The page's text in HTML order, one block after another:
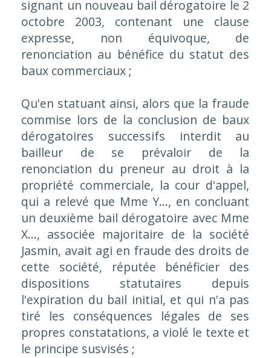
signant un nouveau bail dérogatoire le 2
octobre 2003, contenant une clause
expresse, non équivoque, de
renonciation au bénéfice du statut des
baux commerciaux ;
Qu'en statuant ainsi, alors que la fraude
commise lors de la conclusion de baux
dérogatoires successifs interdit au
bailleur de se prévaloir de la
renonciation du preneur au droit à la
propriété commerciale, la cour d'appel,
qui a relevé que Mme Y..., en concluant
un deuxième bail dérogatoire avec Mme
X..., associée majoritaire de la société
Jasmin, avait agi en fraude des droits de
cette société, réputée bénéficier des
dispositions statutaires depuis
l'expiration du bail initial, et qui n'a pas
tiré les conséquences légales de ses
propres constatations, a violé le texte et
le principe susvisés ;